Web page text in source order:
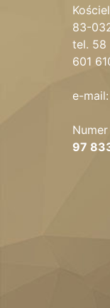
83-
tel. 58
601
e-mail:
97